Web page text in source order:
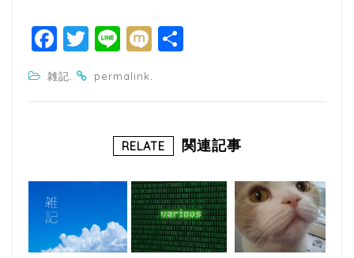
F
a
c
o
k
T
itt
Li
n
e
M
雑記 permalink
RELATE 関連記事